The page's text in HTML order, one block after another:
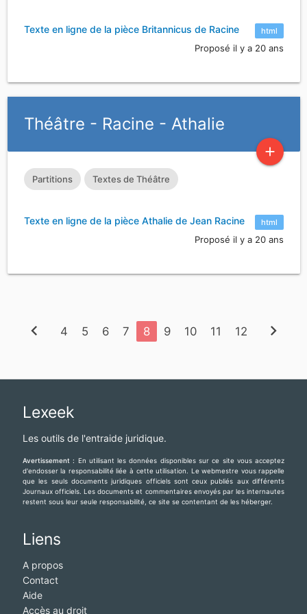
html
Texte en ligne de la pièce Britannicus de Racine
Proposé il y a 20 ans
Théâtre - Racine - Athalie
add
Partitions Textes de Théâtre
html
Texte en ligne de la pièce Athalie de Jean Racine
Proposé il y a 20 ans
chevron_left 4 5 6 7 8 9 10 11 12 chevron_right
Lexeek
Les outils de l'entraide juridique.
Avertissement : En utilisant les données disponibles sur ce site vous acceptez
d'endosser la responsabilité liée à cette utilisation. Le webmestre vous rappelle
que les seuls documents juridiques officiels sont ceux publiés aux différents
Journaux officiels. Les documents et commentaires envoyés par les internautes
restent sous leur seule responsabilité, ce site se contentant de les héberger.
Liens
A propos
Contact
Aide
Accès au droit